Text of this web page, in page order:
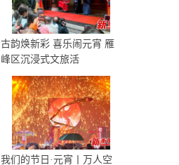
古韵焕新彩 喜乐闹元宵 雁
峰区沉浸式文旅活
我们的节日·元宵丨万人空